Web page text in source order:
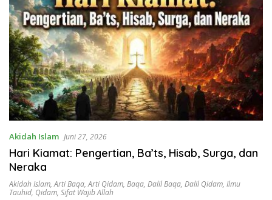
Akidah Islam Juni 27, 2026
Hari Kiamat: Pengertian, Ba’ts, Hisab, Surga, dan
Neraka
Akidah Islam,Arti Baqa,Arti Qidam, Baqa, Dalil Baqa, Dalil Qidam, Ilmu
Tauhid, Qidam, Sifat Wajib Allah